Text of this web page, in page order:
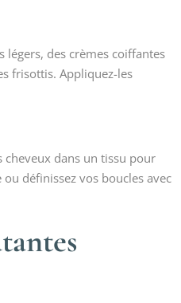
légers, des crèmes coiffantes
frisottis. Appliquez-les
dans un tissu pour
définissez vos boucles avec